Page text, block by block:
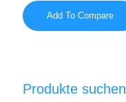
Add To Compare
Produkte suchen